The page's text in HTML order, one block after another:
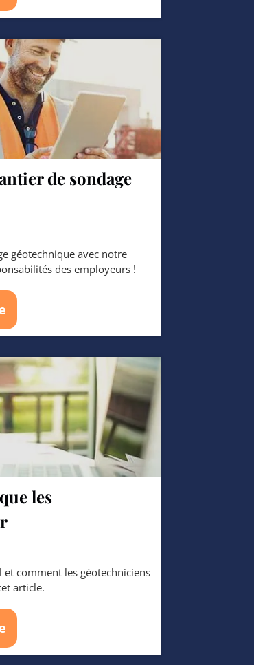
de sondage
géotechnique avec notre
des employeurs !
les
et comment les géotechniciens
dans cet article.